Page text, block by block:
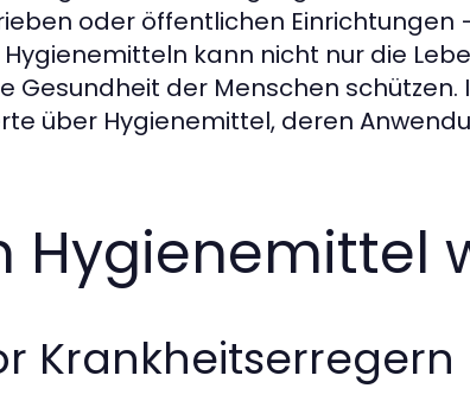
oder öffentlichen Einrichtungen
kann nicht nur die
Gesundheit der Menschen schützen.
über Hygienemittel, deren
Hygienemittel
Krankheitserregern